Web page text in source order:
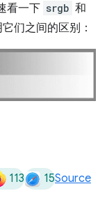
看一下 srgb 和
们之间的区别：
113 15Source